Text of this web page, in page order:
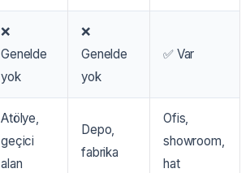
❌
Genelde
yok
❌
Genelde
yok
✅ Var
Atölye,
geçici
alan
Depo,
fabrika
Ofis,
showroom,
hat